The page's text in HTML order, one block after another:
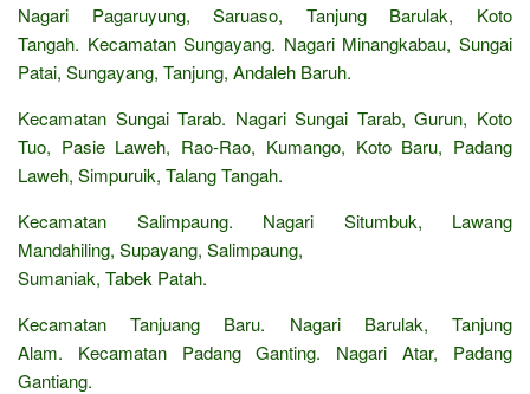
Nagari Pagaruyung, Saruaso, Tanjung Barulak, Koto
Tangah. Kecamatan Sungayang. Nagari Minangkabau, Sungai
Patai, Sungayang, Tanjung, Andaleh Baruh.
Kecamatan Sungai Tarab. Nagari Sungai Tarab, Gurun, Koto
Tuo, Pasie Laweh, Rao-Rao, Kumango, Koto Baru, Padang
Laweh, Simpuruik, Talang Tangah.
Kecamatan Salimpaung. Nagari Situmbuk, Lawang
Mandahiling, Supayang, Salimpaung,
Sumaniak, Tabek Patah.
Kecamatan Tanjuang Baru. Nagari Barulak, Tanjung
Alam. Kecamatan Padang Ganting. Nagari Atar, Padang
Gantiang.